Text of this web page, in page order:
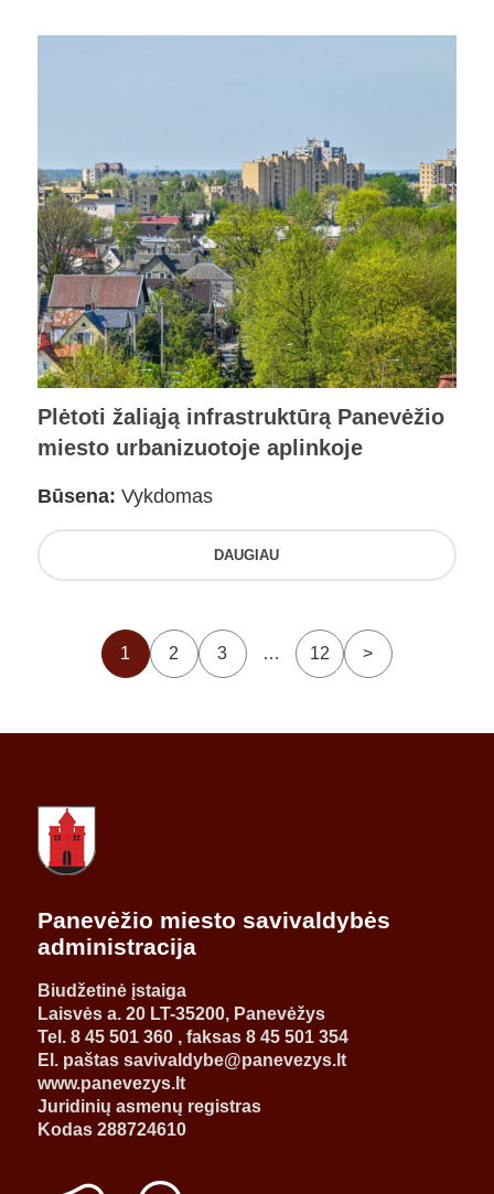
Plėtoti žaliąją infrastruktūrą Panevėžio
miesto urbanizuotoje aplinkoje
Būsena: Vykdomas
DAUGIAU
1 2 3 … 12 >
Panevėžio miesto savivaldybės
administracija
Biudžetinė įstaiga
Laisvės a. 20 LT-35200, Panevėžys
Tel. 8 45 501 360 , faksas 8 45 501 354
El. paštas savivaldybe@panevezys.lt
www.panevezys.lt
Juridinių asmenų registras
Kodas 288724610